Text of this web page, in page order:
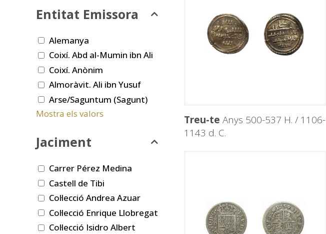
Treu-te Anys 500-537 H. / 1106-
1143 d. C.
Entitat Emissora
Alemanya
Coixí. Abd al-Mumin ibn Ali
Coixí. Anònim
Almoràvit. Ali ibn Yusuf
Arse/Saguntum (Sagunt)
Mostra els valors
Jaciment
Carrer Pérez Medina
Castell de Tibi
Col·lecció Andrea Azuar
Col·lecció Enrique Llobregat
Col·lecció Isidro Albert